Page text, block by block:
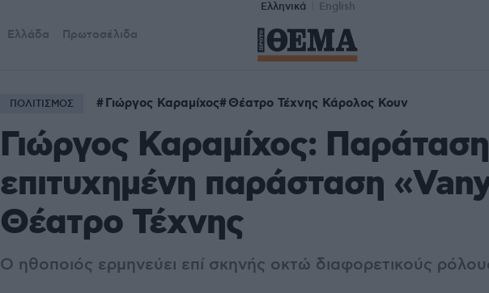
Ελληνικά English
Ελλάδα Πρωτοσέλιδα
ΠΟΛΙΤΙΣΜΟΣ Γιώργος Καραμίχος Θέατρο Τέχνης Κάρολος Κουν
Γιώργος Καραμίχος:
επιτυχημένη παράσταση
Θέατρο Τέχνης
Ο ηθοποιός ερμηνεύει επί σκηνής οκτώ διαφορετικούς